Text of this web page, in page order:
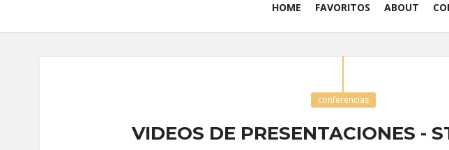
HOME FAVORITOS ABOUT
conferencias
VIDEOS DE PRESENTACIONES -